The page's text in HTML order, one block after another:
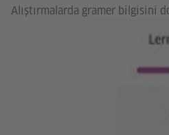
Alıştırmalarda gramer bilgisini